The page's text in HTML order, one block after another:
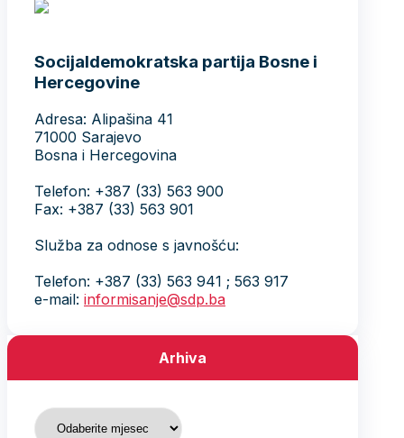
Socijaldemokratska partija Bosne i
Hercegovine
Adresa: Alipašina 41
71000 Sarajevo
Bosna i Hercegovina
Telefon: +387 (33) 563 900
Fax: +387 (33) 563 901
Služba za odnose s javnošću:
Telefon: +387 (33) 563 941 ; 563 917
e-mail: informisanje@sdp.ba
Arhiva
Arhiva